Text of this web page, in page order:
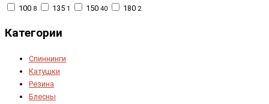
100 8 135 1 150 40 180 2
Категории
Спиннинги
Катушки
Резина
Блесны